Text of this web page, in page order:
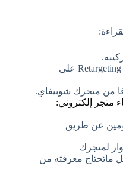
الدليل الشامل من أجل إحتراف Retargeting على
من متجرك شوبيفاي.
متجر إلكتروني:
في يومين عن طريق
ماتحتاج معرفته من